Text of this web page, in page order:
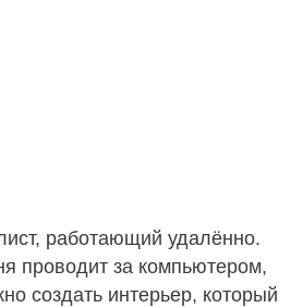
работающий удалённо.
проводит за компьютером,
создать интерьер, который